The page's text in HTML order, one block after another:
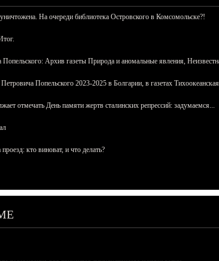
На очереди библиотека Островского в Комсомольске?!
Архив газеты Природа и аномальные явления,
Попельского 2023-2025 в Болгарии, в газетах
отмечать День памяти жертв сталинских репрессий: задумаемся...
кто виноват, и что делать?